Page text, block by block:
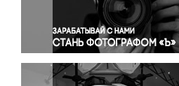
Правосудие
Происшествия и конфликты
Религия
Светская жизнь
Спорт